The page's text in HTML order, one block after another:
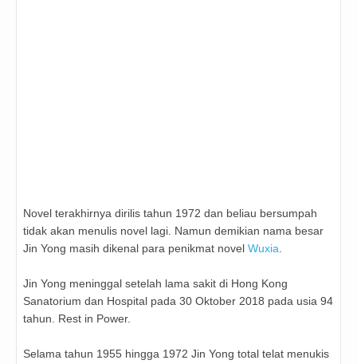
Novel terakhirnya dirilis tahun 1972 dan beliau bersumpah
tidak akan menulis novel lagi. Namun demikian nama besar
Jin Yong masih dikenal para penikmat novel Wuxia
Jin Yong meninggal setelah lama sakit di Hong Kong
Sanatorium dan Hospital pada 30 Oktober 2018 pada usia 94
tahun. Rest in Power.
Selama tahun 1955 hingga 1972 Jin Yong total telat menukis